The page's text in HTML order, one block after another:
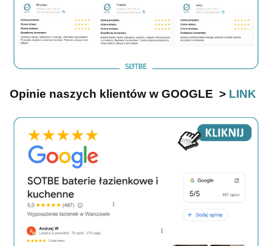
Opinie naszych klientów w GOOGLE > LINK